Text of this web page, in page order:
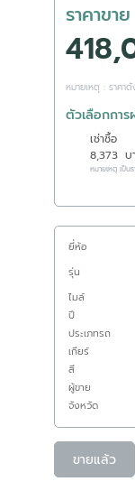
ราคาขาย
หมายเหตุ : ราคา
ตัวเลือกการ
เช่าซื้อ
8,373 บ
หมายเหตุ เป็น
ยี่ห้อ
รุ่น
ไมล์
ปี
ประเภทรถ
เกียร์
สี
ผู้ขาย
จังหวัด
ขายแล้ว